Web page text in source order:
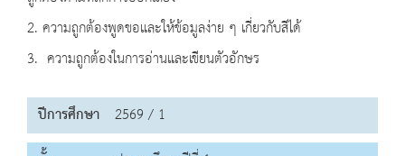
2. ความถูกต้องพูดขอและให้ข้อมูลง่าย ๆ เกี่ยวกับสีได้
3. ความถูกต้องในการอ่านและเขียนตัวอักษร
ปีการศึกษา 2569 / 1